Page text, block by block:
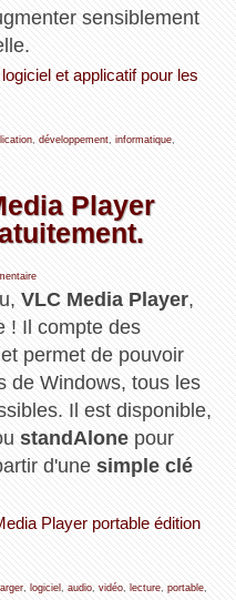
sensiblement
et applicatif pour les
, développement, informatique,
Player
VLC Media Player,
! Il compte des
permet de pouvoir
de Windows, tous les
Il est disponible,
standAlonepour
d'une simple clé
Player portable édition
, logiciel , audio, vidéo, lecture, portable,